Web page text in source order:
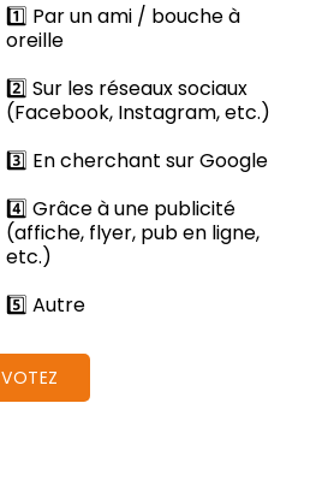
1️⃣ Par un ami / bouche à
oreille
2️⃣ Sur les réseaux sociaux
(Facebook, Instagram, etc.)
3️⃣ En cherchant sur Google
4️⃣ Grâce à une publicité
(affiche, flyer, pub en ligne,
etc.)
5️⃣ Autre
VOTEZ